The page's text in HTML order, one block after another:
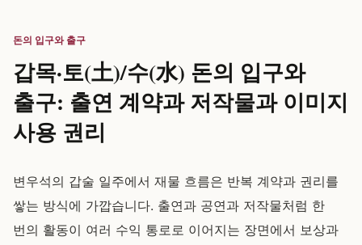
돈의 입구와 출구
갑목·토(土)/수(水) 돈의 입구와
출구: 출연 계약과 저작물과 이미지
사용 권리
변우석의 갑술 일주에서 재물 흐름은 반복 계약과 권리를
쌓는 방식에 가깝습니다. 출연과 공연과 저작물처럼 한
번의 활동이 여러 수익 통로로 이어지는 장면에서 보상과